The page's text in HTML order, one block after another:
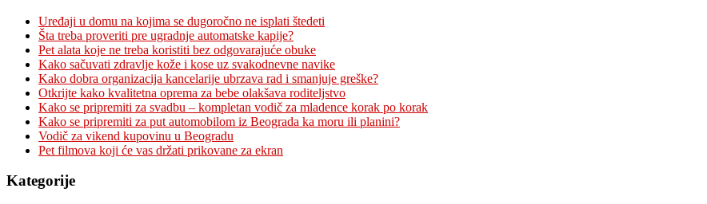
Uređaji u domu na kojima se dugoročno ne isplati štedeti
Šta treba proveriti pre ugradnje automatske kapije?
Pet alata koje ne treba koristiti bez odgovarajuće obuke
Kako sačuvati zdravlje kože i kose uz svakodnevne navike
Kako dobra organizacija kancelarije ubrzava rad i smanjuje greške?
Otkrijte kako kvalitetna oprema za bebe olakšava roditeljstvo
Kako se pripremiti za svadbu – kompletan vodič za mladence korak po korak
Kako se pripremiti za put automobilom iz Beograda ka moru ili planini?
Vodič za vikend kupovinu u Beogradu
Pet filmova koji će vas držati prikovane za ekran
Kategorije